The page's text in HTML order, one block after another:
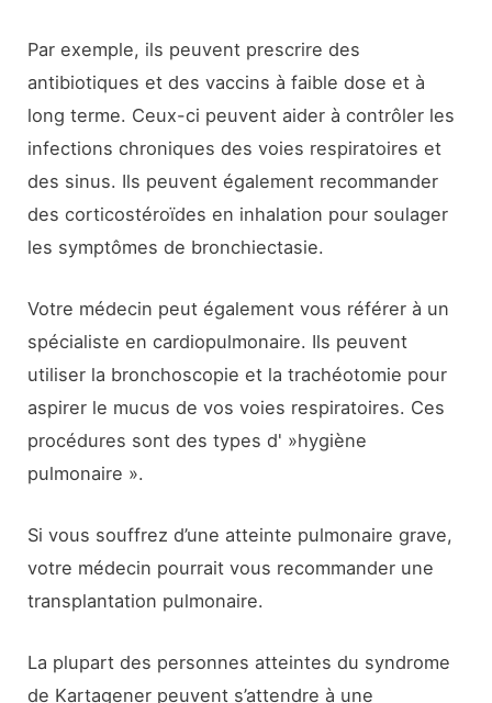
Par exemple, ils peuvent prescrire des
antibiotiques et des vaccins à faible dose et à
long terme. Ceux-ci peuvent aider à contrôler les
infections chroniques des voies respiratoires et
des sinus. Ils peuvent également recommander
des corticostéroïdes en inhalation pour soulager
les symptômes de bronchiectasie.
Votre médecin peut également vous référer à un
spécialiste en cardiopulmonaire. Ils peuvent
utiliser la bronchoscopie et la trachéotomie pour
aspirer le mucus de vos voies respiratoires. Ces
procédures sont des types d' »hygiène
pulmonaire ».
Si vous souffrez d’une atteinte pulmonaire grave,
votre médecin pourrait vous recommander une
transplantation pulmonaire.
La plupart des personnes atteintes du syndrome
de Kartagener peuvent s’attendre à une